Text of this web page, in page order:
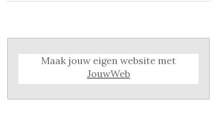
Maak jouw eigen website met
JouwWeb